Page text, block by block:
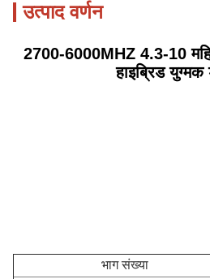
उत्पाद वर्णन
2700-6000MHZ 4.3-10
हाइब्रिड युग्मक
भाग संख्या